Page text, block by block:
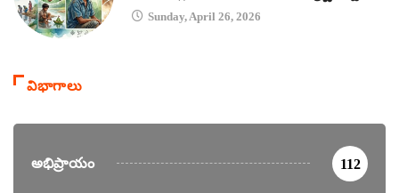
Sunday, April 26, 2026
విభాగాలు
అభిప్రాయం 112